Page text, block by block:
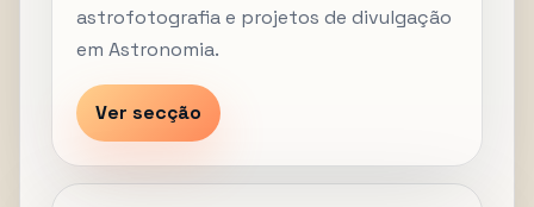
astrofotografia e projetos de divulgação
em Astronomia.
Ver secção